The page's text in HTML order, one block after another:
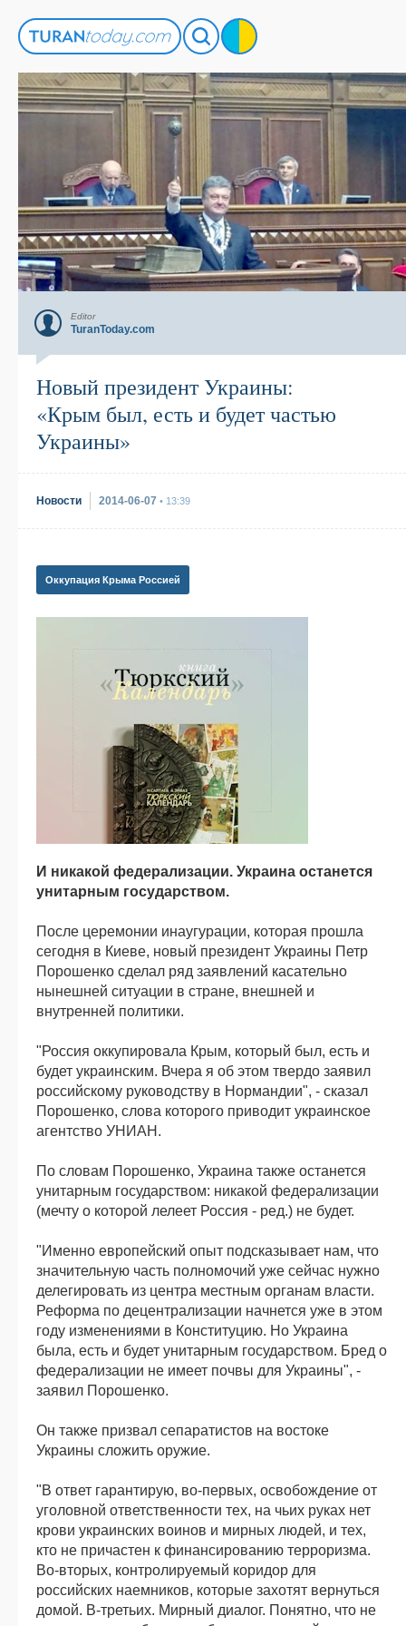
Editor
TuranToday.com
Новый президент Украины:
«Крым был, есть и будет частью
Украины»
Новости 2014-06-07 • 13:39
Оккупация Крыма Россией
И никакой федерализации. Украина останется
унитарным государством.
После церемонии инаугурации, которая прошла
сегодня в Киеве, новый президент Украины Петр
Порошенко сделал ряд заявлений касательно
нынешней ситуации в стране, внешней и
внутренней политики.
"Россия оккупировала Крым, который был, есть и
будет украинским. Вчера я об этом твердо заявил
российскому руководству в Нормандии", - сказал
Порошенко, слова которого приводит украинское
агентство УНИАН.
По словам Порошенко, Украина также останется
унитарным государством: никакой федерализации
(мечту о которой лелеет Россия - ред.) не будет.
"Именно европейский опыт подсказывает нам, что
значительную часть полномочий уже сейчас нужно
делегировать из центра местным органам власти.
Реформа по децентрализации начнется уже в этом
году изменениями в Конституцию. Но Украина
была, есть и будет унитарным государством. Бред о
федерализации не имеет почвы для Украины", -
заявил Порошенко.
Он также призвал сепаратистов на востоке
Украины сложить оружие.
"В ответ гарантирую, во-первых, освобождение от
уголовной ответственности тех, на чьих руках нет
крови украинских воинов и мирных людей, и тех,
кто не причастен к финансированию терроризма.
Во-вторых, контролируемый коридор для
российских наемников, которые захотят вернуться
домой. В-третьих. Мирный диалог. Понятно, что не